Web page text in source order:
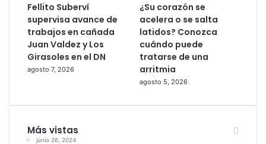
Fellito Suberví
supervisa avance de
trabajos en cañada
Juan Valdez y Los
Girasoles en el DN
agosto 7, 2026
¿Su corazón se
acelera o se salta
latidos? Conozca
cuándo puede
tratarse de una
arritmia
agosto 5, 2026
Más vistas
junio 26, 2024